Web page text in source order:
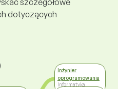
szczegółowe
dotyczących
Inżynier
oprogramowania
Informatyka